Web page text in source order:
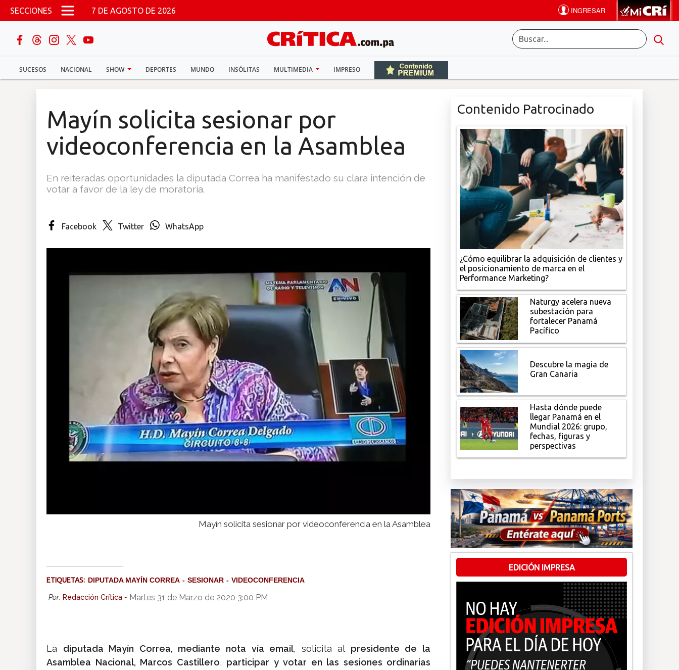
Pasar al contenido principal
SECCIONES 7 DE AGOSTO DE 2026
SUCESOS NACIONAL SHOW DEPORTES MUNDO INSÓLITAS MULTIMEDIA IMPRESO
buscar
Sucesos
Mayín solicita sesionar por
videoconferencia en la Asamblea
En reiteradas oportunidades la diputada Correa ha manifestado su clara intención de
votar a favor de la ley de moratoria.
Facebook Twitter WhatsApp
Mayín solicita sesionar por videoconferencia en la Asamblea
ETIQUETAS: DIPUTADA MAYÍN CORREA SESIONAR VIDEOCONFERENCIA
Por: Redacción Crítica - Martes 31 de Marzo de 2020 3:00 PM
La diputada Mayín Correa, mediante nota vía email, solicita alpresidente de la
Asamblea Nacional, Marcos Castillero, participar y votar en las sesiones ordinarias
Contenido Patrocinado
¿Cómo equilibrar la adquisición de clientes y
el posicionamiento de marca en el
Performance Marketing?
Naturgy acelera nueva
subestación para
fortalecer Panamá
Pacífico
Descubre la magia de
Gran Canaria
Hasta dónde puede
llegar Panamá en el
Mundial 2026: grupo,
fechas, figuras y
perspectivas
EDICIÓN IMPRESA